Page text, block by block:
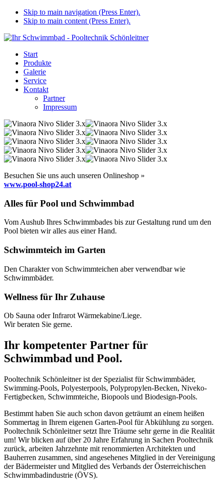
Skip to main navigation (Press Enter).
Skip to main content (Press Enter).
Start
Produkte
Galerie
Service
Kontakt
Partner
Impressum
Besuchen Sie uns auch unseren Onlineshop »
www.pool-shop24.at
Alles für Pool und Schwimmbad
Vom Aushub Ihres Schwimmbades bis zur Gestaltung rund um den
Pool bieten wir alles aus einer Hand.
Schwimmteich im Garten
Den Charakter von Schwimmteichen aber verwendbar wie
Schwimmbäder.
Wellness für Ihr Zuhause
Ob Sauna oder Infrarot Wärmekabine/Liege.
Wir beraten Sie gerne.
Ihr kompetenter Partner für
Schwimmbad und Pool.
Pooltechnik Schönleitner ist der Spezialist für Schwimmbäder,
Swimming-Pools, Polyesterpools, Polypropylen-Becken, Niveko-
Fertigbecken, Schwimmteiche, Biopools und Biodesign-Pools.
Bestimmt haben Sie auch schon davon geträumt an einem heißen
Sommertag in Ihrem eigenen Garten-Pool für Abkühlung zu sorgen.
Pooltechnik Schönleitner setzt Ihre Träume sehr gerne in die Realität
um! Wir blicken auf über 20 Jahre Erfahrung in Sachen Pooltechnik
zurück, arbeiten Jahrzehnte mit renommierten Architekten und
Bauherren zusammen, sind angesehenes Mitglied in der Vereinigung
der Bädermeister und Mitglied des Verbands der Österreichischen
Schwimmbadindustrie (ÖVS).